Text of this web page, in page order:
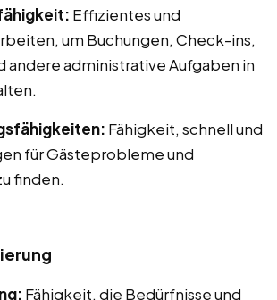
Effizientes und
um Buchungen, Check-ins,
andere administrative Aufgaben in
Fähigkeit, schnell und
für Gästeprobleme und
finden.
Fähigkeit, die Bedürfnisse und